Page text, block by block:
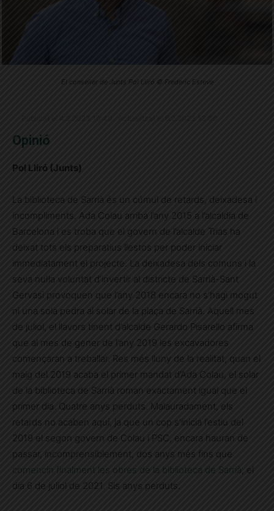
El conseller de Junts Pol Lliró © Frederic Esteve
Opinió
Pol Lliró (Junts)
La biblioteca de Sarrià és un cúmul de retards, deixadesa i
incompliments. Ada Colau arriba l’any 2015 a l’alcaldia de
Barcelona i es troba que el govern de l’alcalde Trias ha
deixat tots els preparatius llestos per poder iniciar
immediatament el projecte. La deixadesa dels comuns i la
seva nul·la voluntat d’invertir al districte de Sarrià-Sant
Gervasi provoquen que l’any 2018 encara no s’hagi mogut
ni una sola pedra al solar de la plaça de Sarrià. Aquell mes
de juliol, el llavors tinent d’alcalde Gerardo Pisarello afirma
que al mes de gener de l’any 2019 les excavadores
començaran a treballar. Res més lluny de la realitat, quan el
maig del 2019 acaba el primer mandat d’Ada Colau, el solar
de la biblioteca de Sarrià roman exactament igual que el
primer dia. Quatre anys perduts. Malauradament, els
retards no acaben aquí, ja que un cop s’inicia l’estiu del
2019 el segon govern de Colau i PSC, encara hauran de
passar, incomprensiblement, dos anys més fins que
comencin finalment les obres de la biblioteca de Sarrià, el
dia 6 de juliol de 2021. Sis anys perduts.